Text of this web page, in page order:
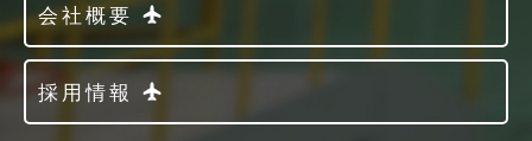
会社概要
採用情報